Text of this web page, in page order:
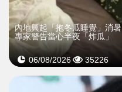
內地興起「抱冬瓜睡覺」消暑
專家警告當心半夜「炸瓜」
06/08/2026 35226